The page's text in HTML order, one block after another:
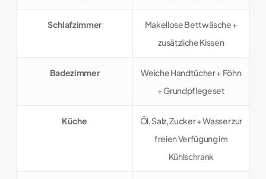
Schlafzimmer
Makellose Bettwäsche +
zusätzliche Kissen
Badezimmer
Weiche Handtücher + Föhn
+ Grundpflegeset
Küche
Öl, Salz, Zucker + Wasser zur
freien Verfügung im
Kühlschrank